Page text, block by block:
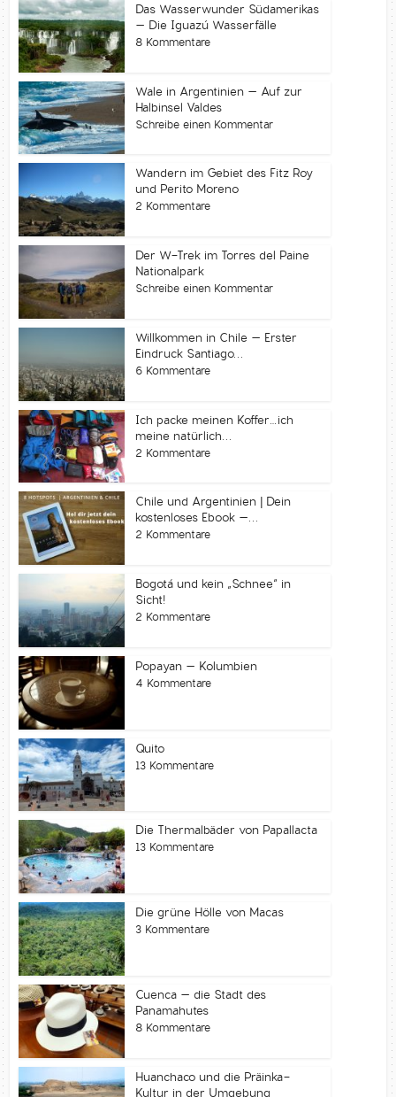
Das Wasserwunder Südamerikas
– Die Iguazú Wasserfälle
8 Kommentare
Wale in Argentinien – Auf zur
Halbinsel Valdes
Schreibe einen Kommentar
Wandern im Gebiet des Fitz Roy
und Perito Moreno
2 Kommentare
Der W-Trek im Torres del Paine
Nationalpark
Schreibe einen Kommentar
Willkommen in Chile – Erster
Eindruck Santiago...
6 Kommentare
Ich packe meinen Koffer…ich
meine natürlich...
2 Kommentare
Chile und Argentinien | Dein
kostenloses Ebook –...
2 Kommentare
Bogotá und kein „Schnee“ in
Sicht!
2 Kommentare
Popayan – Kolumbien
4 Kommentare
Quito
13 Kommentare
Die Thermalbäder von Papallacta
13 Kommentare
Die grüne Hölle von Macas
3 Kommentare
Cuenca – die Stadt des
Panamahutes
8 Kommentare
Huanchaco und die Präinka-
Kultur in der Umgebung